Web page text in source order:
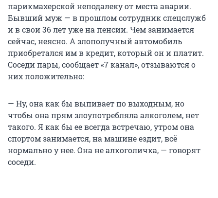
парикмахерской неподалеку от места аварии.
Бывший муж — в прошлом сотрудник спецслужб
и в свои 36 лет уже на пенсии. Чем занимается
сейчас, неясно. А злополучный автомобиль
приобретался им в кредит, который он и платит.
Соседи пары, сообщает «7 канал», отзываются о
них положительно:
— Ну, она как бы выпивает по выходным, но
чтобы она прям злоупотребляла алкоголем, нет
такого. Я как бы ее всегда встречаю, утром она
спортом занимается, на машине ездит, всё
нормально у нее. Она не алкоголичка, — говорят
соседи.